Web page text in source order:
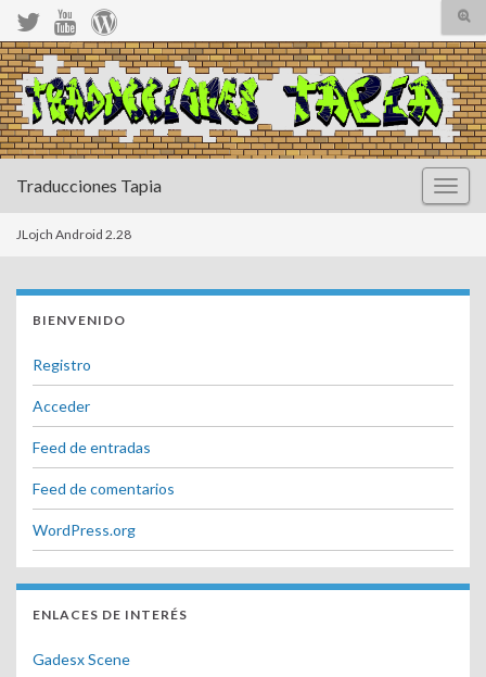
de
Search for:
Traducciones Tapia
JLojch Android 2.28
BIENVENIDO
Registro
Acceder
Feed de entradas
Feed de comentarios
WordPress.org
ENLACES DE INTERÉS
Gadesx Scene